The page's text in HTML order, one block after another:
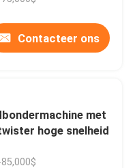
Contacteer ons
met
hoge snelheid